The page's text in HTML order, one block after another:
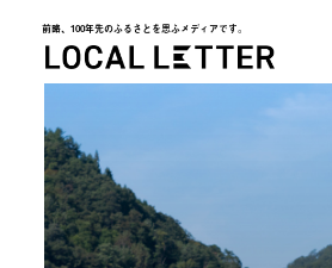
前略、100年先のふるさとを思ふメディアです。
LOCAL LETTER